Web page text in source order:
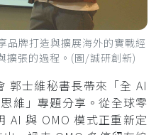
品牌打造與擴展海外的實戰經
擴張的過程。(圖/誠研創新)
郭士維秘書長帶來「全 AI
維」專題分享。從全球零
AI 與 OMO 模式正重新定